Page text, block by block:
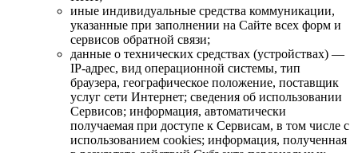
иные индивидуальные средства коммуникации,
указанные при заполнении на Сайте всех форм и
сервисов обратной связи;
данные о технических средствах (устройствах) —
IP-адрес, вид операционной системы, тип
браузера, географическое положение, поставщик
услуг сети Интернет; сведения об использовании
Сервисов; информация, автоматически
получаемая при доступе к Сервисам, в том числе с
использованием cookies; информация, полученная